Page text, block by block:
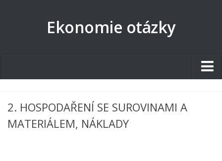
Ekonomie otázky
Tematické okruhy
Angličtina
2. HOSPODAŘENÍ SE SUROVINAMI A
MATERIÁLEM, NÁKLADY